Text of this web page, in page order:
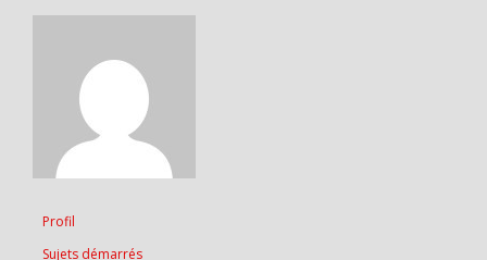
Profil
Sujets démarrés